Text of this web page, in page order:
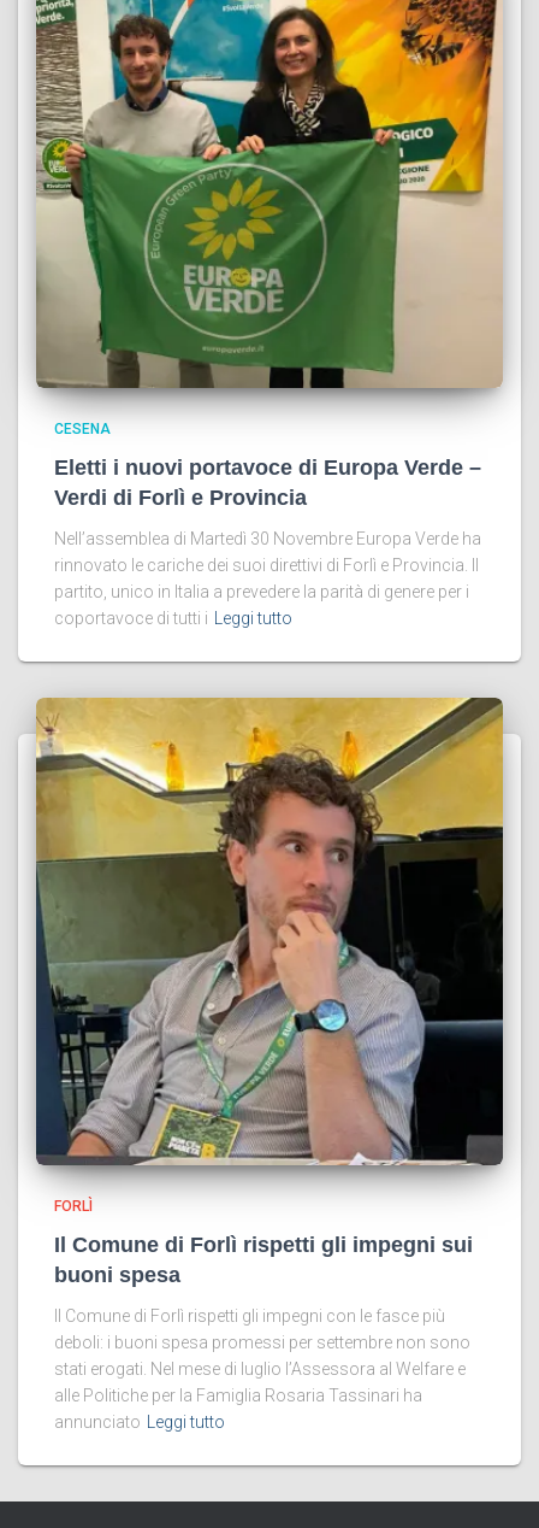
CESENA
Eletti i nuovi portavoce di Europa Verde –
Verdi di Forlì e Provincia
Nell’assemblea di Martedì 30 Novembre Europa Verde ha
rinnovato le cariche dei suoi direttivi di Forlì e Provincia. Il
partito, unico in Italia a prevedere la parità di genere per i
coportavoce di tutti i
Leggi tutto
FORLÌ
Il Comune di Forlì rispetti gli impegni sui
buoni spesa
Il Comune di Forlì rispetti gli impegni con le fasce più
deboli: i buoni spesa promessi per settembre non sono
stati erogati. Nel mese di luglio l’Assessora al Welfare e
alle Politiche per la Famiglia Rosaria Tassinari ha
annunciato
Leggi tutto